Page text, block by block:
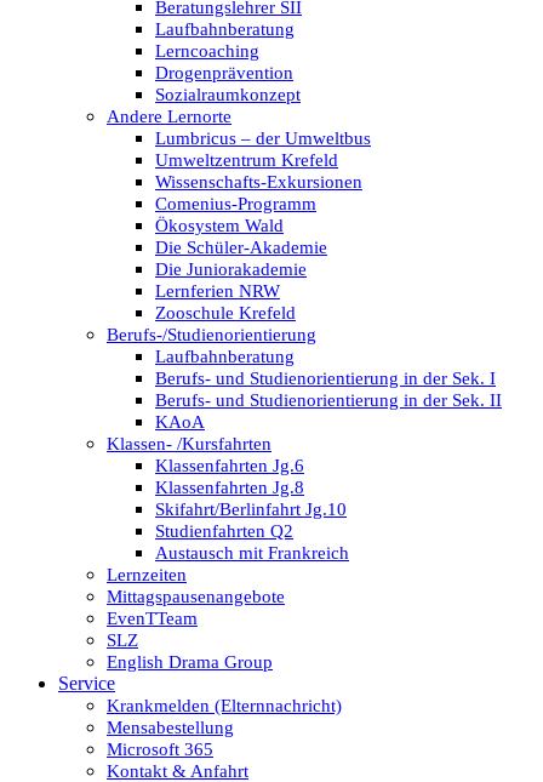
Beratungslehrer SII
Laufbahnberatung
Lerncoaching
Drogenprävention
Sozialraumkonzept
Andere Lernorte
Lumbricus – der Umweltbus
Umweltzentrum Krefeld
Wissenschafts-Exkursionen
Comenius-Programm
Ökosystem Wald
Die Schüler-Akademie
Die Juniorakademie
Lernferien NRW
Zooschule Krefeld
Berufs-/Studienorientierung
Laufbahnberatung
Berufs- und Studienorientierung in der Sek. I
Berufs- und Studienorientierung in der Sek. II
KAoA
Klassen- /Kursfahrten
Klassenfahrten Jg.6
Klassenfahrten Jg.8
Skifahrt/Berlinfahrt Jg.10
Studienfahrten Q2
Austausch mit Frankreich
Lernzeiten
Mittagspausenangebote
EvenTTeam
SLZ
English Drama Group
Service
Krankmelden (Elternnachricht)
Mensabestellung
Microsoft 365
Kontakt & Anfahrt